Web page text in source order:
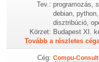
Tev.: programozás,
debian,
disztribúció,
Körzet: Budapest XI.
Tovább a részletes
Cég: Compu-